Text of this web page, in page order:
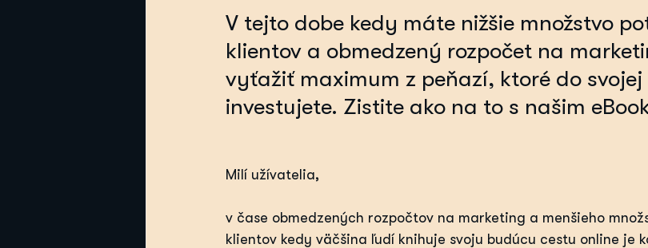
V tejto dobe kedy máte nižšie množstvo
klientov a obmedzený rozpočet na
vyťažiť maximum z peňazí, ktoré do
investujete. Zistite ako na to s našim
Milí užívatelia,
v čase obmedzených rozpočtov na marketing a menšieho
klientov kedy väčšina ľudí knihuje svoju budúcu cestu online je